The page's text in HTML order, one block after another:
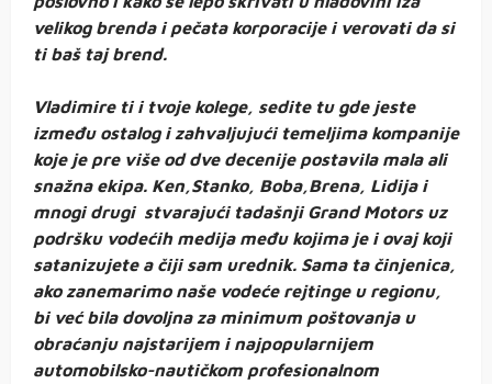
velikog brenda i pečata korporacije i verovati da si
ti baš taj brend.
Vladimire ti i tvoje kolege, sedite tu gde jeste
između ostalog i zahvaljujući temeljima kompanije
koje je pre više od dve decenije postavila mala ali
snažna ekipa. Ken,Stanko, Boba,Brena, Lidija i
mnogi drugi stvarajući tadašnji Grand Motors uz
podršku vodećih medija među kojima je i ovaj koji
satanizujete a čiji sam urednik. Sama ta činjenica,
ako zanemarimo naše vodeće rejtinge u regionu,
bi već bila dovoljna za minimum poštovanja u
obraćanju najstarijem i najpopularnijem
automobilsko-nautičkom profesionalnom